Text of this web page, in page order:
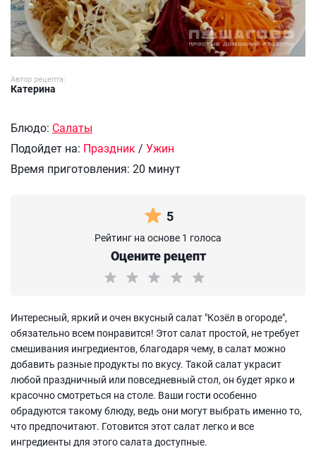
Автор рецепта:
Катерина
Блюдо: Салаты
Подойдет на: Праздник / Ужин
Время приготовления: 20 минут
5
Рейтинг на основе 1 голоса
Оцените рецепт
Интересный, яркий и очен вкусный салат "Козёл в огороде",
обязательно всем понравится! Этот салат простой, не требует
смешивания ингредиентов, благодаря чему, в салат можно
добавить разные продукты по вкусу. Такой салат украсит
любой праздничный или повседневный стол, он будет ярко и
красочно смотреться на столе. Ваши гости особенно
обрадуются такому блюду, ведь они могут выбрать именно то,
что предпочитают. Готовится этот салат легко и все
ингредиенты для этого салата доступные.